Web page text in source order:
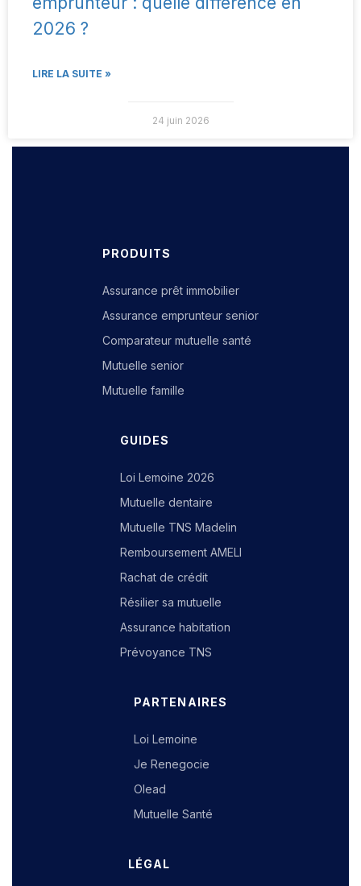
2026 ?
LIRE LA SUITE »
24 juin 2026
PRODUITS
Assurance prêt immobilier
Assurance emprunteur senior
Comparateur mutuelle santé
Mutuelle senior
Mutuelle famille
GUIDES
Loi Lemoine 2026
Mutuelle dentaire
Mutuelle TNS Madelin
Remboursement AMELI
Rachat de crédit
Résilier sa mutuelle
Assurance habitation
Prévoyance TNS
PARTENAIRES
Loi Lemoine
Je Renegocie
Olead
Mutuelle Santé
LÉGAL